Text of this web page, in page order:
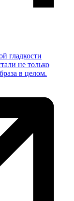
гладкости
не только
в целом.